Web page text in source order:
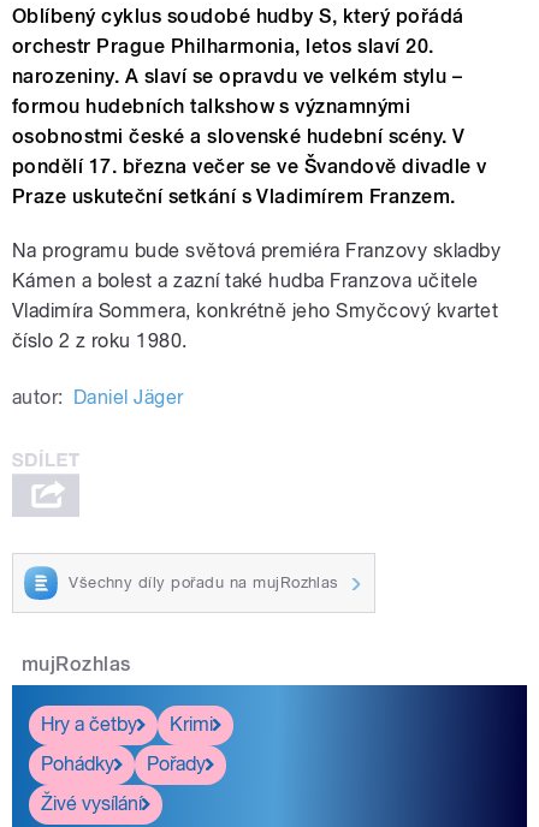
Oblíbený cyklus soudobé hudby S, který pořádá
orchestr Prague Philharmonia, letos slaví 20.
narozeniny. A slaví se opravdu ve velkém stylu –
formou hudebních talkshow s významnými
osobnostmi české a slovenské hudební scény. V
pondělí 17. března večer se ve Švandově divadle v
Praze uskuteční setkání s Vladimírem Franzem.
Na programu bude světová premiéra Franzovy skladby
Kámen a bolest a zazní také hudba Franzova učitele
Vladimíra Sommera, konkrétně jeho Smyčcový kvartet
číslo 2 z roku 1980.
autor: Daniel Jäger
Všechny díly pořadu na mujRozhlas
mujRozhlas
Hry a četby
Krimi
Pohádky
Pořady
Živé vysílání